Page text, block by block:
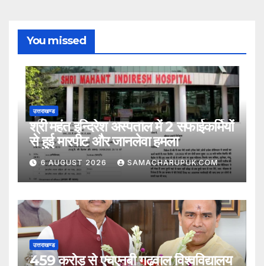
You missed
उत्तराखण्ड
श्री महंत इन्दिरेश अस्पताल में 2 सफाईकर्मियों
से हुई मारपीट और जानलेवा हमला
6 AUGUST 2026 SAMACHARUPUK.COM
उत्तराखण्ड
459 करोड़ से एचएनबी गढ़वाल विश्वविद्यालय